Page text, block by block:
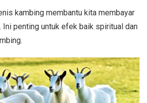
kambing membantu kita membayar
Ini penting untuk efek baik spiritual dan